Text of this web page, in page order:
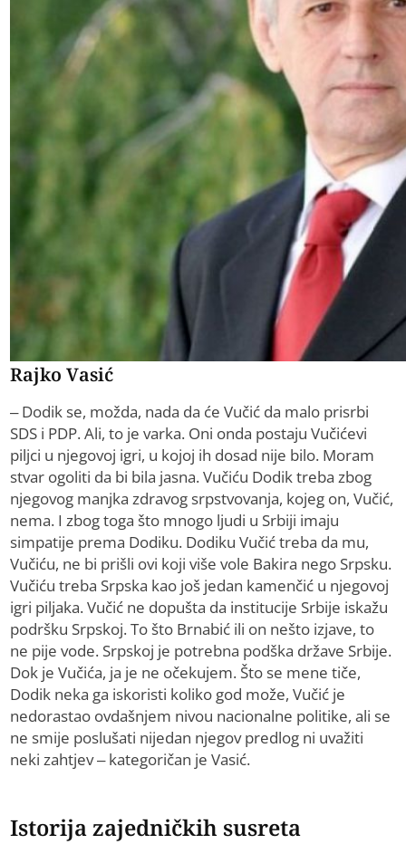
Rajko Vasić
– Dodik se, možda, nada da će Vučić da malo prisrbi
SDS i PDP. Ali, to je varka. Oni onda postaju Vučićevi
piljci u njegovoj igri, u kojoj ih dosad nije bilo. Moram
stvar ogoliti da bi bila jasna. Vučiću Dodik treba zbog
njegovog manjka zdravog srpstvovanja, kojeg on, Vučić,
nema. I zbog toga što mnogo ljudi u Srbiji imaju
simpatije prema Dodiku. Dodiku Vučić treba da mu,
Vučiću, ne bi prišli ovi koji više vole Bakira nego Srpsku.
Vučiću treba Srpska kao još jedan kamenčić u njegovoj
igri piljaka. Vučić ne dopušta da institucije Srbije iskažu
podršku Srpskoj. To što Brnabić ili on nešto izjave, to
ne pije vode. Srpskoj je potrebna podška države Srbije.
Dok je Vučića, ja je ne očekujem. Što se mene tiče,
Dodik neka ga iskoristi koliko god može, Vučić je
nedorastao ovdašnjem nivou nacionalne politike, ali se
ne smije poslušati nijedan njegov predlog ni uvažiti
neki zahtjev – kategoričan je Vasić.
Istorija zajedničkih susreta